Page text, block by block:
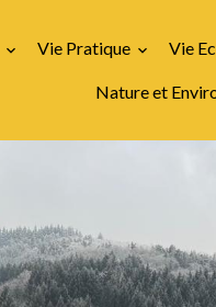
Vie Pratique Vie
Nature et